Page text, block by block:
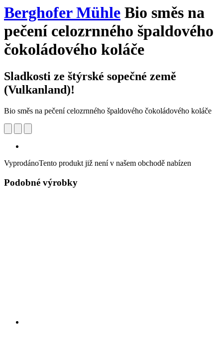
Berghofer Mühle Bio směs na
pečení celozrnného špaldového
čokoládového koláče
Sladkosti ze štýrské sopečné země
(Vulkanland)!
Bio směs na pečení celozrnného špaldového čokoládového koláče
VyprodánoTento produkt již není v našem obchodě nabízen
Podobné výrobky